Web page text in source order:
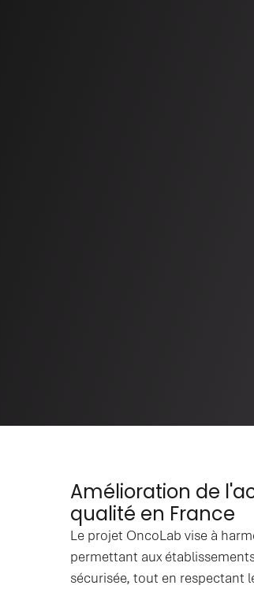
Amélioration de
qualité en France
Le projet OncoLab vise à
permettant aux
sécurisée, tout en respectant